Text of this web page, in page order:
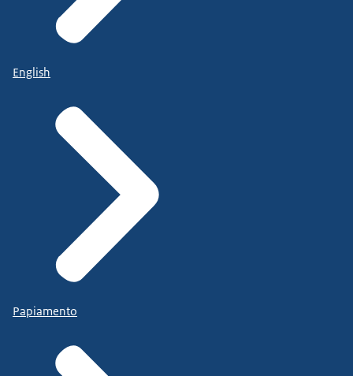
English
Papiamento